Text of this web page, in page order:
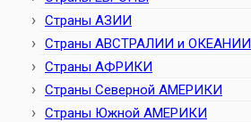
Страны АЗИИ
Страны АВСТРАЛИИ и ОКЕАНИИ
Страны АФРИКИ
Страны Северной АМЕРИКИ
Страны Южной АМЕРИКИ